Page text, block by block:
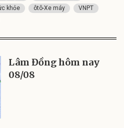
khỏe ôtô-Xe máy
VNPT
Lâm Đồng hôm nay
08/08